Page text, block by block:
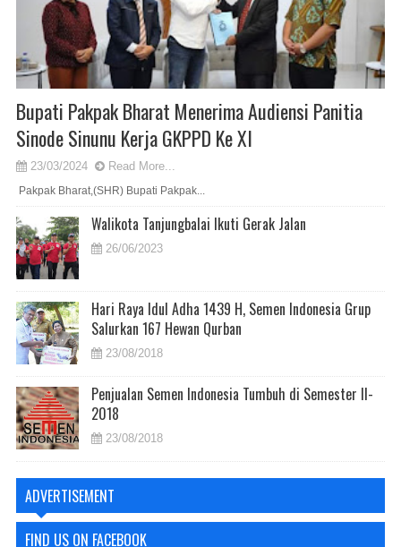
Bupati Pakpak Bharat Menerima Audiensi Panitia
Sinode Sinunu Kerja GKPPD Ke XI
23/03/2024 Read More...
Pakpak Bharat,(SHR) Bupati Pakpak...
Walikota Tanjungbalai Ikuti Gerak Jalan
26/06/2023
Hari Raya Idul Adha 1439 H, Semen Indonesia Grup
Salurkan 167 Hewan Qurban
23/08/2018
Penjualan Semen Indonesia Tumbuh di Semester II-
2018
23/08/2018
ADVERTISEMENT
FIND US ON FACEBOOK